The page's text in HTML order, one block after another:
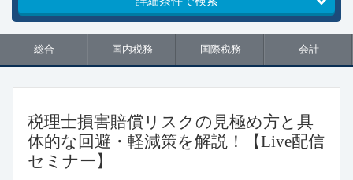
総合 国内税務 国際税務 会計
税理士損害賠償リスクの見極め方と具
体的な回避・軽減策を解説！【Live配信
セミナー】